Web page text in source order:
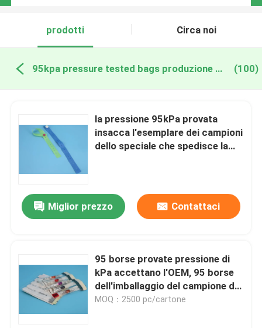
prodotti Circa noi
95kpa pressure tested bags produzione online (100)
la pressione 95kPa provata
insacca l'esemplare dei campioni
dello speciale che spedisce la
Miglior prezzo Contattaci
95 borse provate pressione di
kPa accettano l'OEM, 95 borse
dell'imballaggio del campione del
laboratorio di kPa
MOQ：2500 pc/cartone